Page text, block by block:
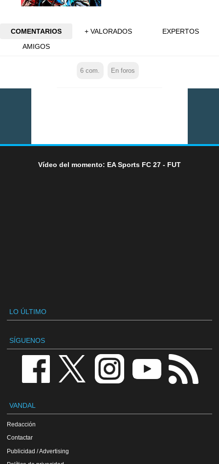
COMENTARIOS + VALORADOS
EXPERTOS
AMIGOS
6 com. En foros
Vídeo del momento: EA Sports FC 27 - FUT
LO ÚLTIMO
SÍGUENOS
VANDAL
Redacción
Contactar
Publicidad / Advertising